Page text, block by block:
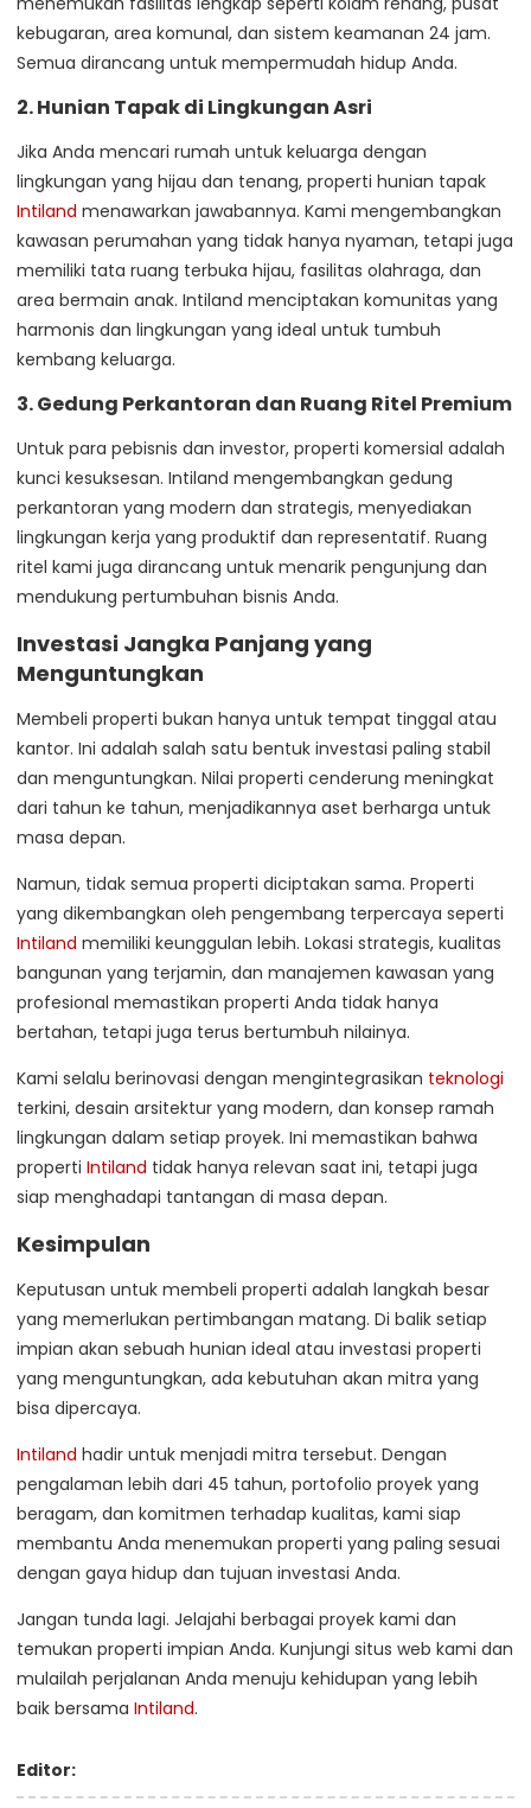
kebugaran, area komunal, dan sistem keamanan 24 jam.
Semua dirancang untuk mempermudah hidup Anda.
2. Hunian Tapak di Lingkungan Asri
Jika Anda mencari rumah untuk keluarga dengan
lingkungan yang hijau dan tenang, properti hunian tapak
Intiland menawarkan jawabannya. Kami mengembangkan
kawasan perumahan yang tidak hanya nyaman, tetapi juga
memiliki tata ruang terbuka hijau, fasilitas olahraga, dan
area bermain anak. Intiland menciptakan komunitas yang
harmonis dan lingkungan yang ideal untuk tumbuh
kembang keluarga.
3. Gedung Perkantoran dan Ruang Ritel Premium
Untuk para pebisnis dan investor, properti komersial adalah
kunci kesuksesan. Intiland mengembangkan gedung
perkantoran yang modern dan strategis, menyediakan
lingkungan kerja yang produktif dan representatif. Ruang
ritel kami juga dirancang untuk menarik pengunjung dan
mendukung pertumbuhan bisnis Anda.
Investasi Jangka Panjang yang
Menguntungkan
Membeli properti bukan hanya untuk tempat tinggal atau
kantor. Ini adalah salah satu bentuk investasi paling stabil
dan menguntungkan. Nilai properti cenderung meningkat
dari tahun ke tahun, menjadikannya aset berharga untuk
masa depan.
Namun, tidak semua properti diciptakan sama. Properti
yang dikembangkan oleh pengembang terpercaya seperti
Intiland memiliki keunggulan lebih. Lokasi strategis, kualitas
bangunan yang terjamin, dan manajemen kawasan yang
profesional memastikan properti Anda tidak hanya
bertahan, tetapi juga terus bertumbuh nilainya.
Kami selalu berinovasi dengan mengintegrasikan teknologi
terkini, desain arsitektur yang modern, dan konsep ramah
lingkungan dalam setiap proyek. Ini memastikan bahwa
properti Intiland tidak hanya relevan saat ini, tetapi juga
siap menghadapi tantangan di masa depan.
Kesimpulan
Keputusan untuk membeli properti adalah langkah besar
yang memerlukan pertimbangan matang. Di balik setiap
impian akan sebuah hunian ideal atau investasi properti
yang menguntungkan, ada kebutuhan akan mitra yang
bisa dipercaya.
Intiland hadir untuk menjadi mitra tersebut. Dengan
pengalaman lebih dari 45 tahun, portofolio proyek yang
beragam, dan komitmen terhadap kualitas, kami siap
membantu Anda menemukan properti yang paling sesuai
dengan gaya hidup dan tujuan investasi Anda.
Jangan tunda lagi. Jelajahi berbagai proyek kami dan
temukan properti impian Anda. Kunjungi situs web kami dan
mulailah perjalanan Anda menuju kehidupan yang lebih
baik bersama Intiland.
Editor: